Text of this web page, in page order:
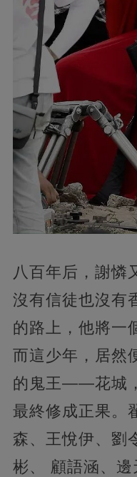
八百年后，謝憐
沒有信徒也沒有
的路上，他將一
而這少年，居然
的鬼王——花城
最終修成正果。
森、王悅伊、劉
彬、 顧語涵、邊